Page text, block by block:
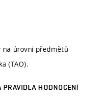
na úrovni předmětů
(TAO).
HODNOCENÍ